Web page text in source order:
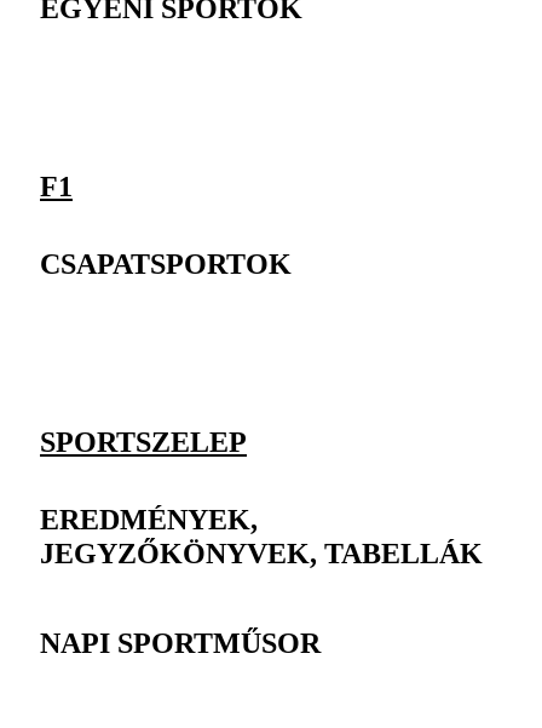
EGYÉNI SPORTOK
F1
CSAPATSPORTOK
SPORTSZELEP
EREDMÉNYEK,
JEGYZŐKÖNYVEK, TABELLÁK
NAPI SPORTMŰSOR